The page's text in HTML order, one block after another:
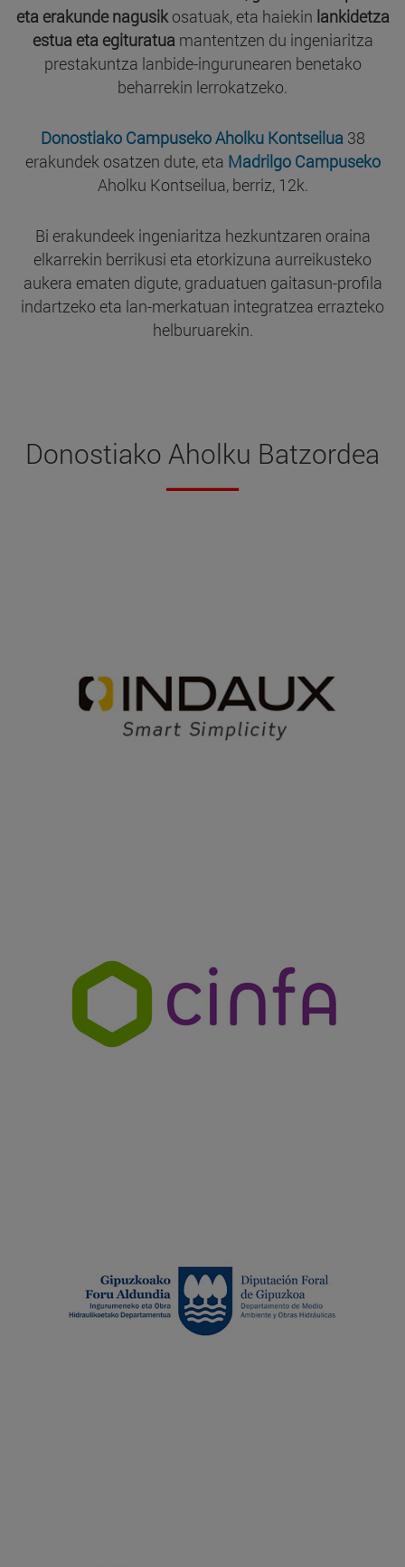
eta erakunde nagusikosatuak, eta haiekin lankidetza
estua eta egituratuamantentzen du ingeniaritza
prestakuntza lanbide-ingurunearen benetako
beharrekin lerrokatzeko.
Donostiako Campuseko Aholku Kontseilua38
erakundek osatzen dute, eta Madrilgo Campuseko
Aholku Kontseilua, berriz, 12k.
Bi erakundeek ingeniaritza hezkuntzaren oraina
elkarrekin berrikusi eta etorkizuna aurreikusteko
aukera ematen digute, graduatuen gaitasun-profila
indartzeko eta lan-merkatuan integratzea errazteko
helburuarekin.
Donostiako Aholku Batzordea